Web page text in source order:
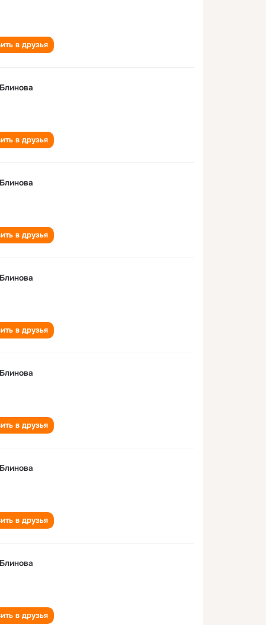
в друзья
в друзья
в друзья
в друзья
Лидия Блинова
в друзья
в друзья
в друзья